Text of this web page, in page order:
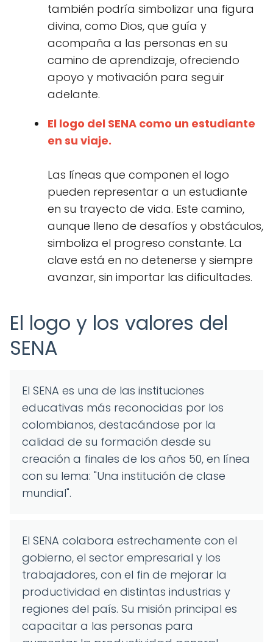
también podría simbolizar una figura
divina, como Dios, que guía y
acompaña a las personas en su
camino de aprendizaje, ofreciendo
apoyo y motivación para seguir
adelante.
El logo del SENA como un estudiante
en su viaje.
Las líneas que componen el logo
pueden representar a un estudiante
en su trayecto de vida. Este camino,
aunque lleno de desafíos y obstáculos,
simboliza el progreso constante. La
clave está en no detenerse y siempre
avanzar, sin importar las dificultades.
El logo y los valores del
SENA
El SENA es una de las instituciones
educativas más reconocidas por los
colombianos, destacándose por la
calidad de su formación desde su
creación a finales de los años 50, en línea
con su lema: "Una institución de clase
mundial".
El SENA colabora estrechamente con el
gobierno, el sector empresarial y los
trabajadores, con el fin de mejorar la
productividad en distintas industrias y
regiones del país. Su misión principal es
capacitar a las personas para